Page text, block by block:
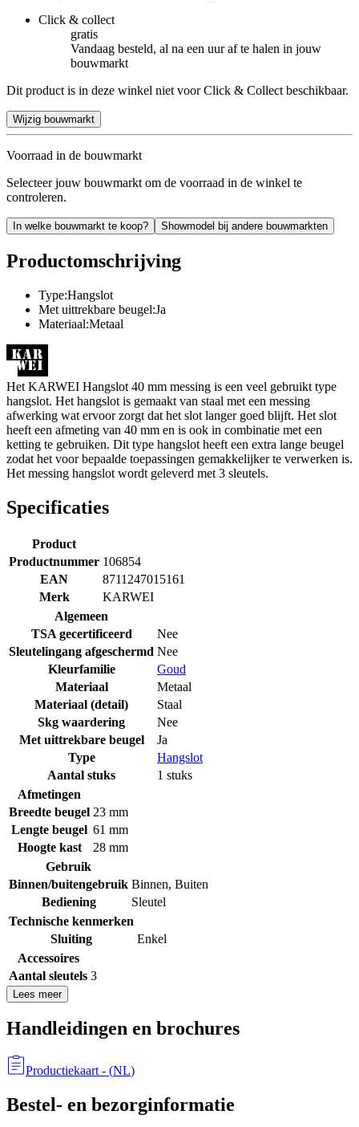
Click & collect
gratis
Vandaag besteld, al na een uur af te halen in jouw
bouwmarkt
Dit product is in deze winkel niet voor Click & Collect beschikbaar.
Wijzig bouwmarkt
Voorraad in de bouwmarkt
Selecteer jouw bouwmarkt om de voorraad in de winkel te
controleren.
In welke bouwmarkt te koop? Showmodel bij andere bouwmarkten
Productomschrijving
Type:Hangslot
Met uittrekbare beugel:Ja
Materiaal:Metaal
Het KARWEI Hangslot 40 mm messing is een veel gebruikt type
hangslot. Het hangslot is gemaakt van staal met een messing
afwerking wat ervoor zorgt dat het slot langer goed blijft. Het slot
heeft een afmeting van 40 mm en is ook in combinatie met een
ketting te gebruiken. Dit type hangslot heeft een extra lange beugel
zodat het voor bepaalde toepassingen gemakkelijker te verwerken is.
Het messing hangslot wordt geleverd met 3 sleutels.
Specificaties
Product
Productnummer 106854
EAN
8711247015161
Merk
KARWEI
Algemeen
TSA gecertificeerd
Nee
Sleutelingang afgeschermd Nee
Kleurfamilie
Goud
Materiaal
Metaal
Materiaal (detail)
Staal
Skg waardering
Nee
Met uittrekbare beugel
Ja
Type
Hangslot
Aantal stuks
1 stuks
Afmetingen
Breedte beugel 23 mm
Lengte beugel 61 mm
Hoogte kast
28 mm
Gebruik
Binnen/buitengebruik Binnen, Buiten
Bediening
Sleutel
Technische kenmerken
Sluiting
Enkel
Accessoires
Aantal sleutels 3
Lees meer
Handleidingen en brochures
Productiekaart - (NL)
Bestel- en bezorginformatie